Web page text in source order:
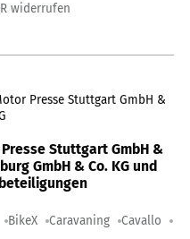
widerrufen
Presse Stuttgart GmbH &
Stuttgart GmbH &
GmbH & Co. KG und
BikeX Caravaning Cavallo